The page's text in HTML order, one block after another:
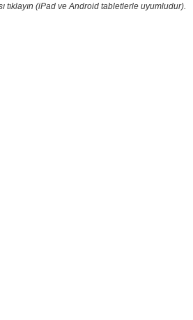
tıklayın (iPad ve Android tabletlerle uyumludur).